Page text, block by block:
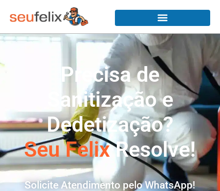
Precisa de
Sanitização e
Dedetização?
Seu Felix Resolve!
Solicite Atendimento pelo WhatsApp!